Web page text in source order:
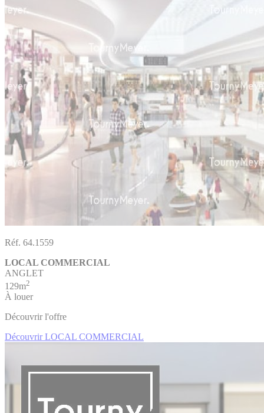
Réf. 64.1559
LOCAL COMMERCIAL
ANGLET
129m2
À louer
Découvrir l'offre
Découvrir LOCAL COMMERCIAL